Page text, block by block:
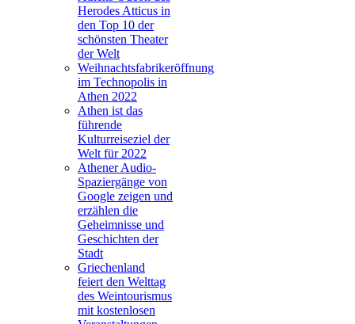
Herodes Atticus in
den Top 10 der
schönsten Theater
der Welt
Weihnachtsfabrikeröffnung
im Technopolis in
Athen 2022
Athen ist das
führende
Kulturreiseziel der
Welt für 2022
Athener Audio-
Spaziergänge von
Google zeigen und
erzählen die
Geheimnisse und
Geschichten der
Stadt
Griechenland
feiert den Welttag
des Weintourismus
mit kostenlosen